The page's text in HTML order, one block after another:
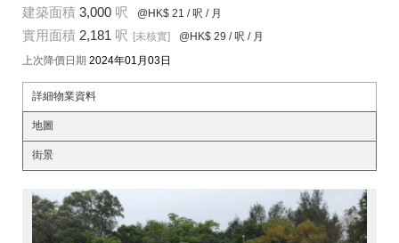
建築面積 3,000 呎 @HK$ 21 / 呎 / 月
實用面積 2,181 呎 [未核實] @HK$ 29 / 呎 / 月
上次降價日期 2024年01月03日
詳細物業資料
地圖
街景